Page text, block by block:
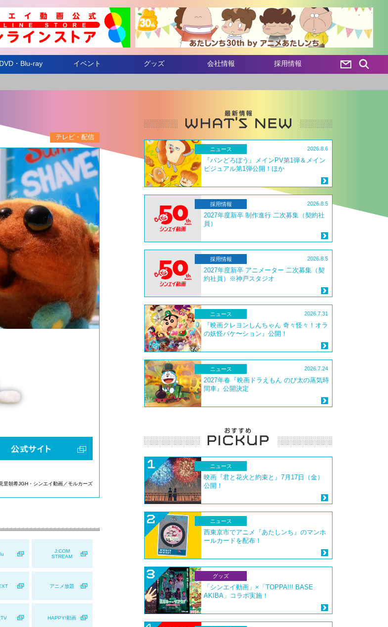
DVD・Blu-ray イベント グッズ 会社情報 採用情報
テレビ・配信
里朝希JGH・シンエイ動画／モルカーズ
J:COM
STREAM
アニメ放題
HAPPY!動画
ニュース 2026.8.6
『パンどろぼう』メインPV第1弾＆メイン
ビジュアル第1弾公開！ほか
採用情報 2026.8.5
2027年度新卒 制作進行 二次募集（契約社
員）
採用情報 2026.8.5
2027年度新卒 アニメーター 二次募集（契
約社員）※神戸スタジオ
ニュース 2026.7.31
『映画クレヨンしんちゃん 奇々怪々！オラ
の妖怪バケ〜ション』公開！
ニュース 2026.7.24
2027年春『映画ドラえもん のび太の蒸気時
間車』公開決定
ニュース
映画『君と花火と約束と』7月17日（金）
公開！
ニュース
西東京市でアニメ『あたしンち』のマンホ
ールカードを配布！
グッズ
「シンエイ動画」×「TOPPA!!! BASE
AKIBA」コラボ実施！